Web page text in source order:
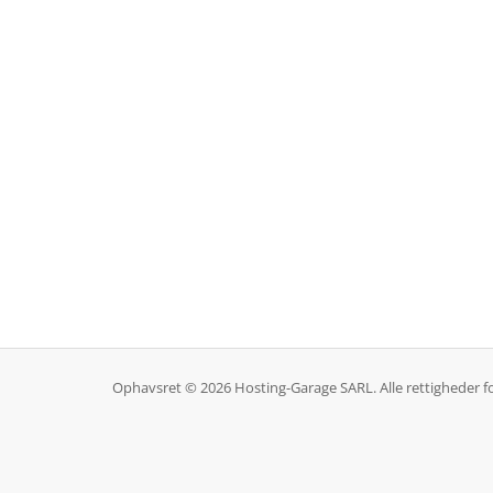
Ophavsret © 2026 Hosting-Garage SARL. Alle rettigheder